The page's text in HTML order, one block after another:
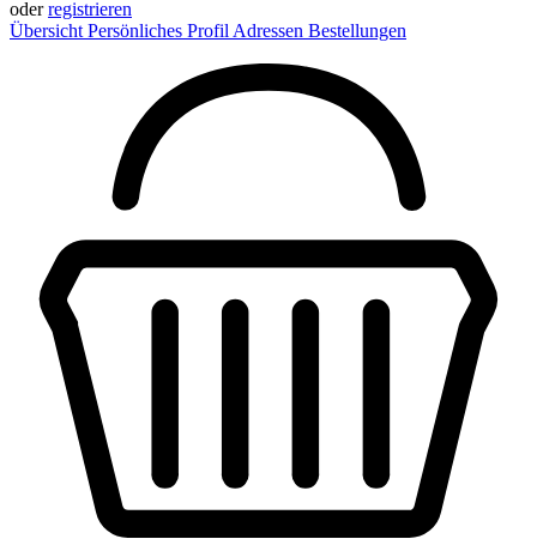
oderregistrieren
Übersicht Persönliches Profil Adressen Bestellungen